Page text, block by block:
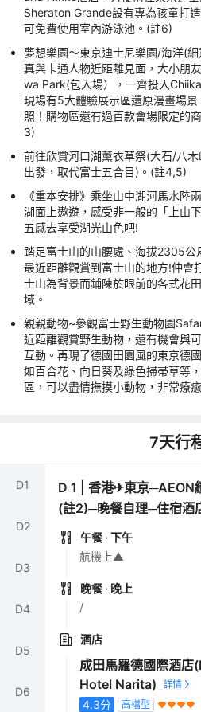
Sheraton Grande設有專為孩童打
可免費使用室內游泳池。(註6)
夢想樂園～東京迪士尼樂園/海洋(
真與卡通人物近距離見面，大小朋
wa Park(包入場），一齊投入
現場有5大體驗展示區還原漫畫場
照！購物區還有過百款會場限定的
3)
前往欣賞河口湖薰衣草祭(大石/八
出發，取代富士五合目)。(註4,5)
《重本安排》乘坐山中湖河馬水陸
湖面上遨遊，感受非一般的「上山
五感去享受湖光山色吧!
踏足富士山的山腰處、海拔2305公
最近距離觀賞到富士山的地方!仲會
士山為背景而鋪陳於眼前的各式花
域。
親親動物~參觀富士野生動物園
近距離觀賞野生動物，還有機會與
互動。再現了德國田園風的東京德
如百合花、向日葵及綠色掃帚草等
區，可以盡情撫摸小動物，非常療
7天行
D1
D2
D3
D4
D5
D6
D1 |香港✈東京─AEON
(註2)─晚餐自理─住宿酒
午餐 · 下午
航機上▲
晚餐 · 晚上
/
酒店
成田馬羅德國際酒
Hotel Narita)
4.3分 高檔型